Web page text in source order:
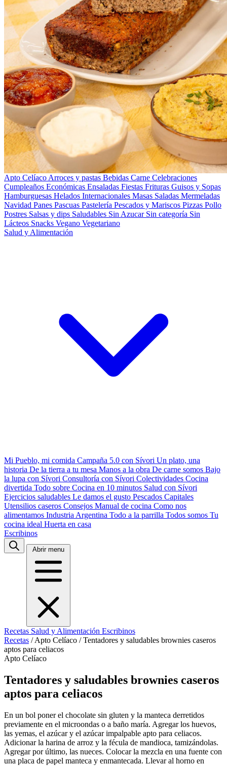
Apto Celíaco Arroces y pastas Bebidas Carne Celebraciones
Cumpleaños Económicas Ensaladas Fiestas Frituras Guisos y Sopas
Hamburguesas Helados Internacionales Masas Saladas Mermeladas
Navidad Panes Pascuas Pastelería Pescados y Mariscos Pizzas Pollo
Postres Salsas y dips Saludables Sin Azucar Sin categoría Sin
Lácteos Snacks Vegano Vegetariano
Salud y Alimentación
Mi Pueblo, mi comida Campaña 5.0 con Sívori Un plato, una
historia De la tierra a tu mesa Manos a la obra De carne somos Bajo
la lupa con Sívori Consultoría con Sívori Colectividades Cocina
divertida Todo sobre Cocina en 10 minutos Salud con Sívori
Ejercicios saludables Le damos el gusto Pescados Capitales
Utensilios caseros Consejos Manual de cocina Como nos
alimentamos Industria Argentina Todo a la parrilla Todos somos Tu
cocina ideal Huerta en casa
Escribinos
Abrir menu
Recetas Salud y Alimentación Escribinos
Recetas / Apto Celíaco / Tentadores y saludables brownies caseros
aptos para celiacos
Apto Celíaco
Tentadores y saludables brownies caseros
aptos para celiacos
En un bol poner el chocolate sin gluten y la manteca derretidos
previamente en el microondas o a baño maría. Agregar los huevos,
las yemas, el azúcar y el azúcar impalpable apto para celiacos.
Adicionar la harina de arroz y la fécula de mandioca, tamizándolas.
Agregar por último, las nueces. Colocar la mezcla en una fuente con
una placa de papel manteca y enmantecada. Llevar al horno en